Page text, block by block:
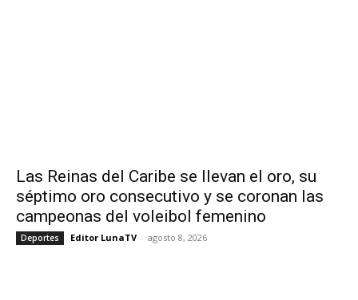
Las Reinas del Caribe se llevan el oro, su
séptimo oro consecutivo y se coronan las
campeonas del voleibol femenino
Deportes Editor LunaTV - agosto 8, 2026